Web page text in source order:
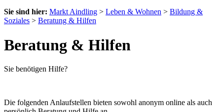
Sie sind hier: Markt Aindling > Leben & Wohnen > Bildung &
Soziales > Beratung & Hilfen
Beratung & Hilfen
Sie benötigen Hilfe?
Die folgenden Anlaufstellen bieten sowohl anonym online als auch